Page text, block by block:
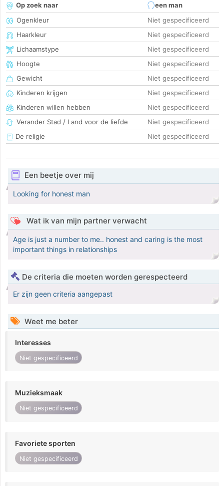
Op zoek naar
een man
Ogenkleur
Niet gespecificeerd
Haarkleur
Niet gespecificeerd
Lichaamstype
Niet gespecificeerd
Hoogte
Niet gespecificeerd
Gewicht
Niet gespecificeerd
Kinderen krijgen
Niet gespecificeerd
Kinderen willen hebben
Niet gespecificeerd
Verander Stad / Land voor de liefde
Niet gespecificeerd
De religie
Niet gespecificeerd
Een beetje over mij
Looking for honest man
Wat ik van mijn partner verwacht
Age is just a number to me.. honest and caring is the most
important things in relationships
De criteria die moeten worden gerespecteerd
Er zijn geen criteria aangepast
Weet me beter
Interesses
Niet gespecificeerd
Muzieksmaak
Niet gespecificeerd
Favoriete sporten
Niet gespecificeerd